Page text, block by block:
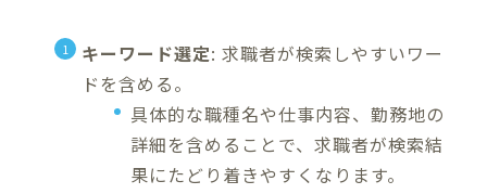
キーワード選定: 求職者が検索しやすいワー
ドを含める。
具体的な職種名や仕事内容、勤務地の
詳細を含めることで、求職者が検索結
果にたどり着きやすくなります。